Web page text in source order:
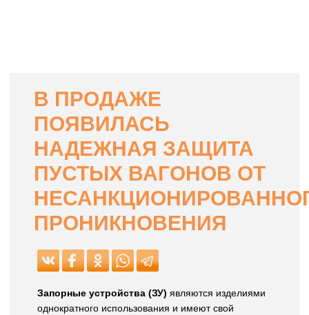
В ПРОДАЖЕ
ПОЯВИЛАСЬ
НАДЕЖНАЯ ЗАЩИТА
ПУСТЫХ ВАГОНОВ ОТ
ПРОНИКНОВЕНИЯ
Запорные устройства (ЗУ) являются изделиями
однократного использования и имеют свой